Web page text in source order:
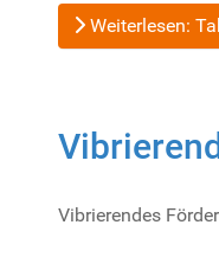
Weiterlesen:
Vibrierendes